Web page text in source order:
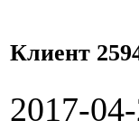
Клиент
2017-